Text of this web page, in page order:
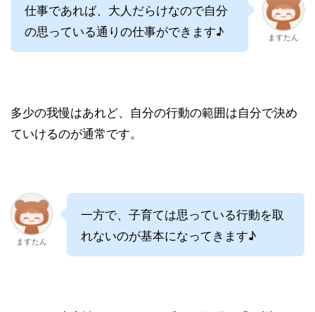
仕事であれば、大人だらけなので自分
の思っている通りの仕事ができます♪
ますたん
多少の我慢はあれど、自分の行動の範囲は自分で決め
ていけるのが通常です。
ますたん
一方で、子育ては思っている行動を取
れないのが基本になってきます♪